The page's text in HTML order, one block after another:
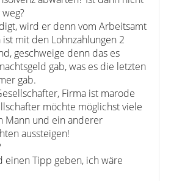
wird er denn vom Arbeitsamt
mit den Lohnzahlungen 2
geschweige denn das es
gab, was es die letzten
gab.
Firma ist marode
möchte möglichst viele
Mann und ein anderer
aussteigen!
einen Tipp geben, ich wäre